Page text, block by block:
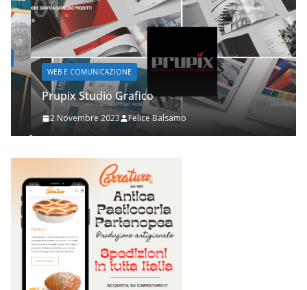
WEB E COMUNICAZIONE
Prupix Studio Grafico
2 Novembre 2023 Felice Balsamo